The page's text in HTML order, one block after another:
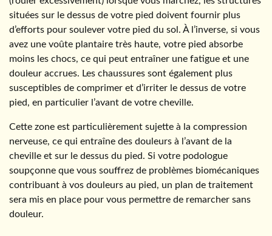
situées sur le dessus de votre pied doivent fournir plus
d’efforts pour soulever votre pied du sol. À l’inverse, si vous
avez une voûte plantaire très haute, votre pied absorbe
moins les chocs, ce qui peut entraîner une fatigue et une
douleur accrues. Les chaussures sont également plus
susceptibles de comprimer et d’irriter le dessus de votre
pied, en particulier l’avant de votre cheville.
Cette zone est particulièrement sujette à la compression
nerveuse, ce qui entraîne des douleurs à l’avant de la
cheville et sur le dessus du pied. Si votre podologue
soupçonne que vous souffrez de problèmes biomécaniques
contribuant à vos douleurs au pied, un plan de traitement
sera mis en place pour vous permettre de remarcher sans
douleur.